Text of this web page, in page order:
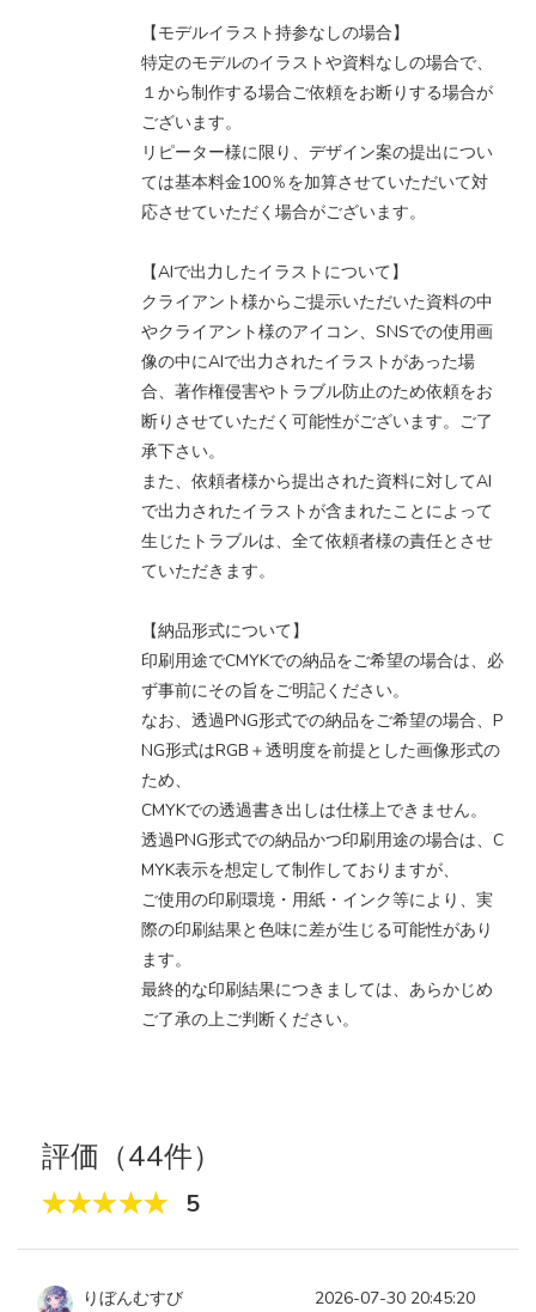
【モデルイラスト持参なしの場合】
特定のモデルのイラストや資料なしの場合で、
１から制作する場合ご依頼をお断りする場合が
ございます。
リピーター様に限り、デザイン案の提出につい
ては基本料金100％を加算させていただいて対
応させていただく場合がございます。
【AIで出力したイラストについて】
クライアント様からご提示いただいた資料の中
やクライアント様のアイコン、SNSでの使用画
像の中にAIで出力されたイラストがあった場
合、著作権侵害やトラブル防止のため依頼をお
断りさせていただく可能性がございます。ご了
承下さい。
また、依頼者様から提出された資料に対してAI
で出力されたイラストが含まれたことによって
生じたトラブルは、全て依頼者様の責任とさせ
ていただきます。
【納品形式について】
印刷用途でCMYKでの納品をご希望の場合は、必
ず事前にその旨をご明記ください。
なお、透過PNG形式での納品をご希望の場合、P
NG形式はRGB＋透明度を前提とした画像形式の
ため、
CMYKでの透過書き出しは仕様上できません。
透過PNG形式での納品かつ印刷用途の場合は、C
MYK表示を想定して制作しておりますが、
ご使用の印刷環境・用紙・インク等により、実
際の印刷結果と色味に差が生じる可能性があり
ます。
最終的な印刷結果につきましては、あらかじめ
ご了承の上ご判断ください。
評価（44件）
5
りぼんむすび 2026-07-30 20:45:20